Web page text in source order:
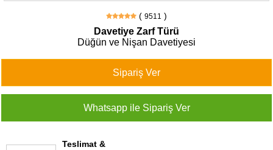
( 9511 )
Davetiye Zarf Türü
Düğün ve Nişan Davetiyesi
Teslimat &